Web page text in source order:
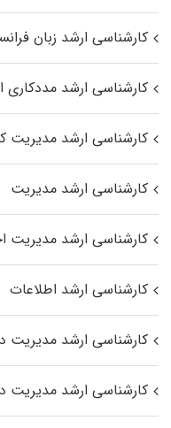
کارشناسی ارشد زبان
کارشناسی ارشد مددکاری
کارشناسی ارشد مدیریت
کارشناسی ارشد مدیریت
کارشناسی ارشد مدیریت
کارشناسی ارشد اطلاعات
کارشناسی ارشد مدیریت
کارشناسی ارشد مدیریت